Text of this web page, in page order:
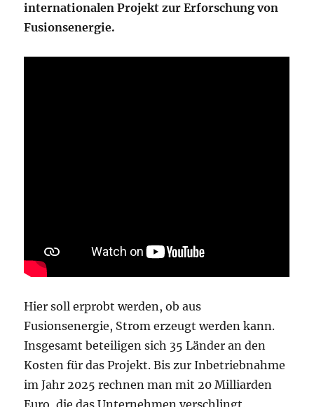
internationalen Projekt zur Erforschung von
Fusionsenergie.
Hier soll erprobt werden, ob aus
Fusionsenergie, Strom erzeugt werden kann.
Insgesamt beteiligen sich 35 Länder an den
Kosten für das Projekt. Bis zur Inbetriebnahme
im Jahr 2025 rechnen man mit 20 Milliarden